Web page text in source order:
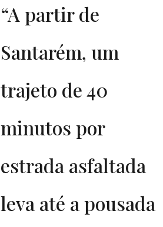
“A partir de
Santarém, um
trajeto de 40
minutos por
estrada asfaltada
leva até a pousada